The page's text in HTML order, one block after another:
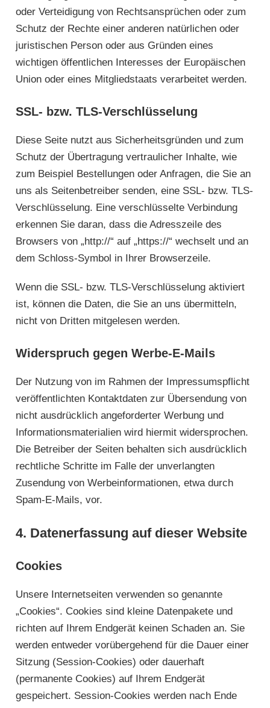
oder Verteidigung von Rechtsansprüchen oder zum
Schutz der Rechte einer anderen natürlichen oder
juristischen Person oder aus Gründen eines
wichtigen öffentlichen Interesses der Europäischen
Union oder eines Mitgliedstaats verarbeitet werden.
SSL- bzw. TLS-Verschlüsselung
Diese Seite nutzt aus Sicherheitsgründen und zum
Schutz der Übertragung vertraulicher Inhalte, wie
zum Beispiel Bestellungen oder Anfragen, die Sie an
uns als Seitenbetreiber senden, eine SSL- bzw. TLS-
Verschlüsselung. Eine verschlüsselte Verbindung
erkennen Sie daran, dass die Adresszeile des
Browsers von „http://“ auf „https://“ wechselt und an
dem Schloss-Symbol in Ihrer Browserzeile.
Wenn die SSL- bzw. TLS-Verschlüsselung aktiviert
ist, können die Daten, die Sie an uns übermitteln,
nicht von Dritten mitgelesen werden.
Widerspruch gegen Werbe-E-Mails
Der Nutzung von im Rahmen der Impressumspflicht
veröffentlichten Kontaktdaten zur Übersendung von
nicht ausdrücklich angeforderter Werbung und
Informationsmaterialien wird hiermit widersprochen.
Die Betreiber der Seiten behalten sich ausdrücklich
rechtliche Schritte im Falle der unverlangten
Zusendung von Werbeinformationen, etwa durch
Spam-E-Mails, vor.
4. Datenerfassung auf dieser Website
Cookies
Unsere Internetseiten verwenden so genannte
„Cookies“. Cookies sind kleine Datenpakete und
richten auf Ihrem Endgerät keinen Schaden an. Sie
werden entweder vorübergehend für die Dauer einer
Sitzung (Session-Cookies) oder dauerhaft
(permanente Cookies) auf Ihrem Endgerät
gespeichert. Session-Cookies werden nach Ende